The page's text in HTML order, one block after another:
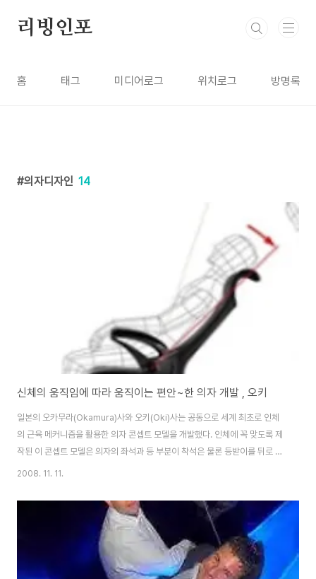
리빙인포
홈 태그 미디어로그 위치로그 방명록
의자디자인 14
신체의 움직임에 따라 움직이는 편안~한 의자 개발 , 오키
일본의 오카무라(Okamura)사와 오키(Oki)사는 공동으로 세계 최초로 인체
의 근육 메커니즘을 활용한 의자 콘셉트 모델을 개발했다. 인체에 꼭 맞도록 제
작된 이 콘셉트 모델은 의자의 좌석과 등 부분이 착석은 물론 등받이를 뒤로 젖
히기 그리고 스탠딩 포지션에 이르기까지 사용자의 신체 움직임에 맞춰 움직인
영감을 얻어 이 콘셉트를 의자에 채용하기로 결정했다. 오키사는 부모가 어린
아이를 무릎에 앉고 있는 상황에 초점을 맞춰 첨단 로봇 기술을 바탕으로 의자
에 앉은 사용자를 끌어안은 듯한 콘셉트를 구현했다. 이 두 회사는 새롭게 개발
된 탄소 프레임과 좌석 쿠션 형태를 비롯한 오카무라사의 다양한 의자 개발 기
술을 콘셉트 모델에 접목시..
2008. 11. 11.